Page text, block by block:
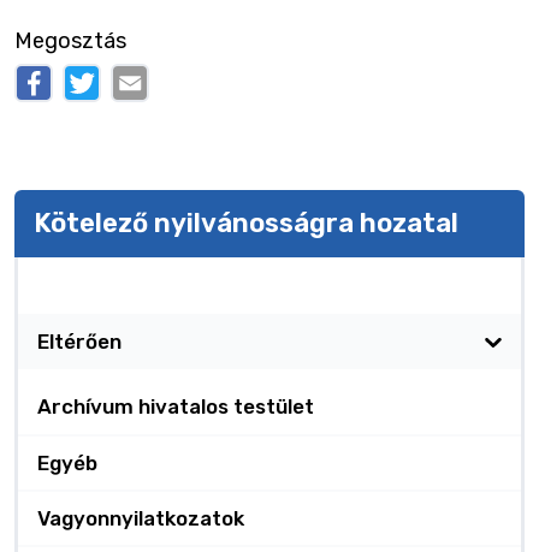
Megosztás
Kötelező nyilvánosságra hozatal
Eltérően
Archívum hivatalos testület
Egyéb
Vagyonnyilatkozatok